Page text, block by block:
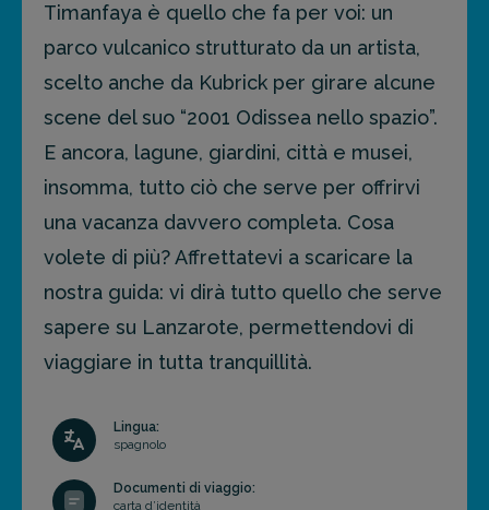
Timanfaya è quello che fa per voi: un
parco vulcanico strutturato da un artista,
scelto anche da Kubrick per girare alcune
scene del suo “2001 Odissea nello spazio”.
E ancora, lagune, giardini, città e musei,
insomma, tutto ciò che serve per offrirvi
una vacanza davvero completa. Cosa
volete di più? Affrettatevi a scaricare la
nostra guida: vi dirà tutto quello che serve
sapere su Lanzarote, permettendovi di
viaggiare in tutta tranquillità.
Lingua:
spagnolo
Documenti di viaggio:
carta d’identità